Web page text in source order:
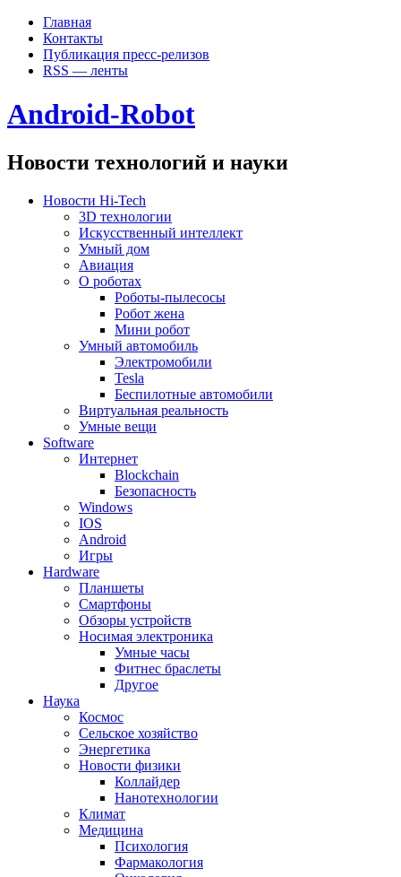
Главная
Контакты
Публикация пресс-релизов
RSS — ленты
Android-Robot
Новости технологий и науки
Новости Hi-Tech
3D технологии
Искусственный интеллект
Умный дом
Авиация
О роботах
Роботы-пылесосы
Робот жена
Мини робот
Умный автомобиль
Электромобили
Tesla
Беспилотные автомобили
Виртуальная реальность
Умные вещи
Software
Интернет
Blockchain
Безопасность
Windows
IOS
Android
Игры
Hardware
Планшеты
Смартфоны
Обзоры устройств
Носимая электроника
Умные часы
Фитнес браслеты
Другое
Наука
Космос
Сельское хозяйство
Энергетика
Новости физики
Коллайдер
Нанотехнологии
Климат
Медицина
Психология
Фармакология